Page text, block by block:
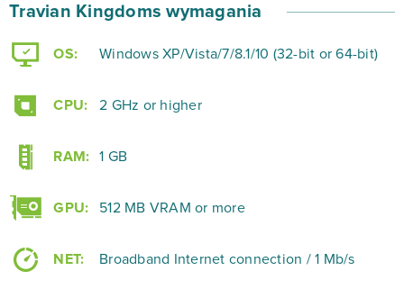
Travian Kingdoms wymagania
OS: Windows XP/Vista/7/8.1/10 (32-bit or 64-bit)
CPU: 2 GHz or higher
RAM: 1 GB
GPU: 512 MB VRAM or more
NET: Broadband Internet connection / 1 Mb/s